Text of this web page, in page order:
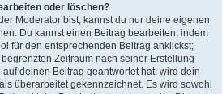
oder löschen?
Moderator bist, kannst du nur deine eigenen
Du kannst einen Beitrag bearbeiten, indem
für den entsprechenden Beitrag anklickst;
Zeitraum nach seiner Erstellung
deinen Beitrag geantwortet hat, wird dein
überarbeitet gekennzeichnet. Es wird sowohl